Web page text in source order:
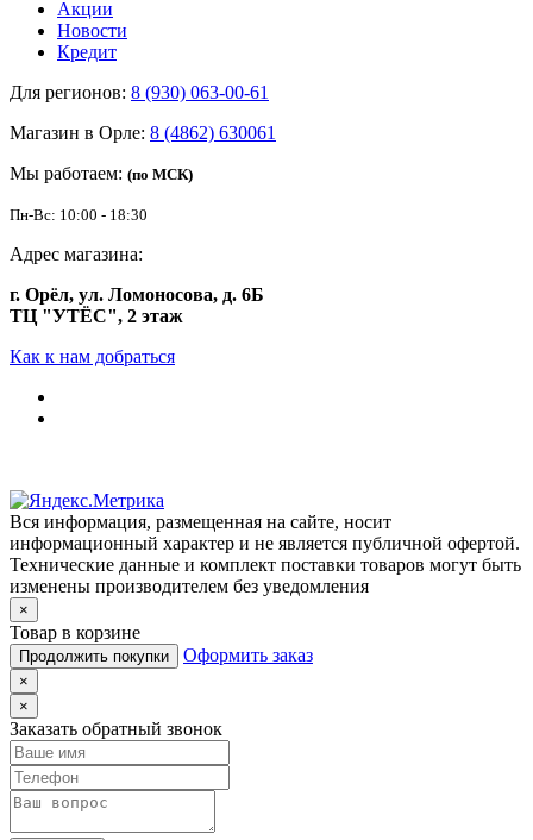
Акции
Новости
Кредит
Для регионов: 8 (930) 063-00-61
Магазин в Орле: 8 (4862) 630061
Мы работаем: (по МСК)
Пн-Вс: 10:00 - 18:30
Адрес магазина:
г. Орёл, ул. Ломоносова, д. 6Б
ТЦ "УТЁС", 2 этаж
Как к нам добраться
Вся информация, размещенная на сайте, носит
информационный характер и не является публичной офертой.
Технические данные и комплект поставки товаров могут быть
изменены производителем без уведомления
×
Товар в корзине
Продолжить покупки Оформить заказ
×
×
Заказать обратный звонок